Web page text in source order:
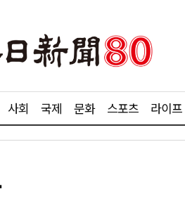
사회 국제 문화 스포츠 라이프